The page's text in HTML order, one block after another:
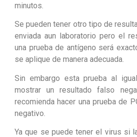
minutos.
Se pueden tener otro tipo de
enviada aun laboratorio pero el
una prueba de antígeno será
se aplique de manera adecuada.
Sin embargo esta prueba al
mostrar un resultado falso
recomienda hacer una prueba de
negativo.
Ya que se puede tener el virus si